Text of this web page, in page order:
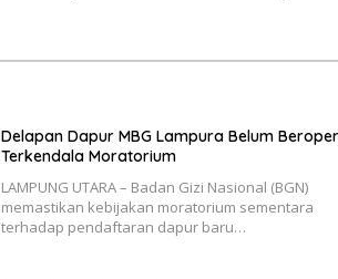
Delapan Dapur MBG Lampura Belum
Terkendala Moratorium
LAMPUNG UTARA – Badan Gizi Nasional (BGN)
memastikan kebijakan moratorium sementara
terhadap pendaftaran dapur baru…